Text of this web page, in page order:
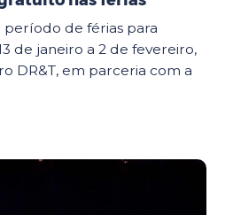
de férias para
de janeiro a 2 de fevereiro,
DR&T, em parceria com a